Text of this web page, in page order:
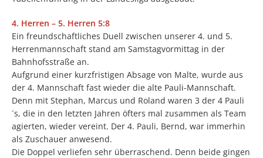
4. Herren – 5. Herren 5:8
Ein freundschaftliches Duell zwischen unserer 4. und 5.
Herrenmannschaft stand am Samstagvormittag in der
Bahnhofsstraße an.
Aufgrund einer kurzfristigen Absage von Malte, wurde aus
der 4. Mannschaft fast wieder die alte Pauli-Mannschaft.
Denn mit Stephan, Marcus und Roland waren 3 der 4 Pauli
´s, die in den letzten Jahren öfters mal zusammen als Team
agierten, wieder vereint. Der 4. Pauli, Bernd, war immerhin
als Zuschauer anwesend.
Die Doppel verliefen sehr überraschend. Denn beide gingen